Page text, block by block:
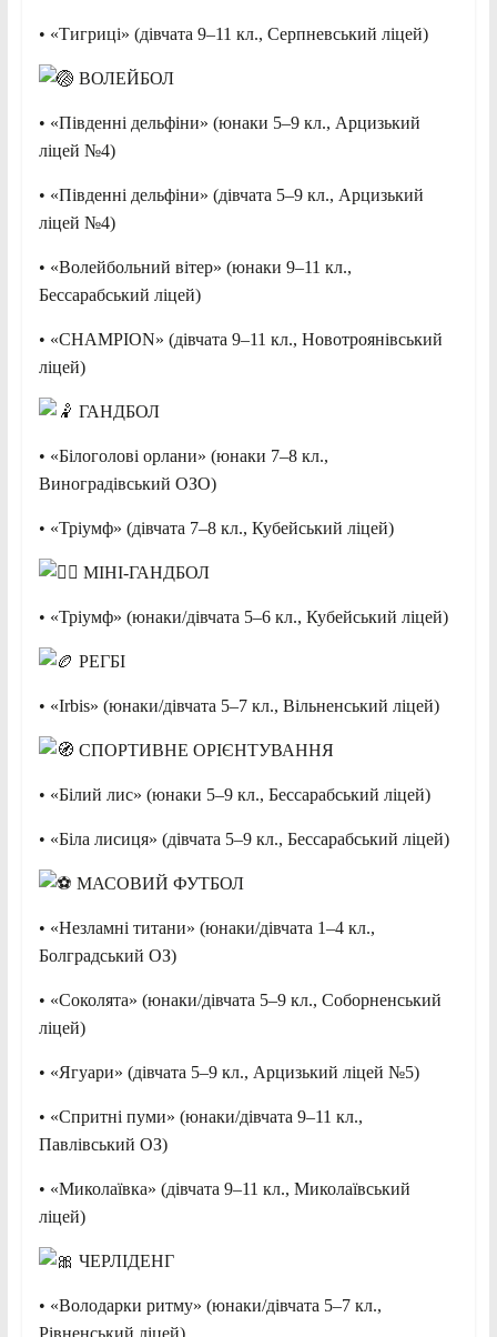
• «Тигриці» (дівчата 9–11 кл., Серпневський ліцей)
ВОЛЕЙБОЛ
• «Південні дельфіни» (юнаки 5–9 кл., Арцизький
ліцей №4)
• «Південні дельфіни» (дівчата 5–9 кл., Арцизький
ліцей №4)
• «Волейбольний вітер» (юнаки 9–11 кл.,
Бессарабський ліцей)
• «CHAMPION» (дівчата 9–11 кл., Новотроянівський
ліцей)
ГАНДБОЛ
• «Білоголові орлани» (юнаки 7–8 кл.,
Виноградівський ОЗО)
• «Тріумф» (дівчата 7–8 кл., Кубейський ліцей)
МІНІ-ГАНДБОЛ
• «Тріумф» (юнаки/дівчата 5–6 кл., Кубейський ліцей)
РЕГБІ
• «Irbis» (юнаки/дівчата 5–7 кл., Вільненський ліцей)
СПОРТИВНЕ ОРІЄНТУВАННЯ
• «Білий лис» (юнаки 5–9 кл., Бессарабський ліцей)
• «Біла лисиця» (дівчата 5–9 кл., Бессарабський ліцей)
МАСОВИЙ ФУТБОЛ
• «Незламні титани» (юнаки/дівчата 1–4 кл.,
Болградський ОЗ)
• «Соколята» (юнаки/дівчата 5–9 кл., Соборненський
ліцей)
• «Ягуари» (дівчата 5–9 кл., Арцизький ліцей №5)
• «Спритні пуми» (юнаки/дівчата 9–11 кл.,
Павлівський ОЗ)
• «Миколаївка» (дівчата 9–11 кл., Миколаївський
ліцей)
ЧЕРЛІДЕНГ
• «Володарки ритму» (юнаки/дівчата 5–7 кл.,
Рівненський ліцей)